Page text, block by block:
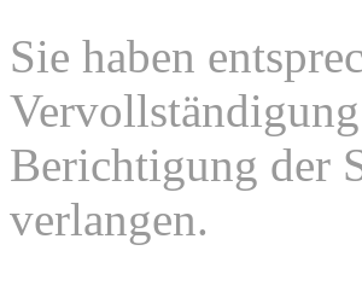
Sie haben
Berichtigung der
verlangen.